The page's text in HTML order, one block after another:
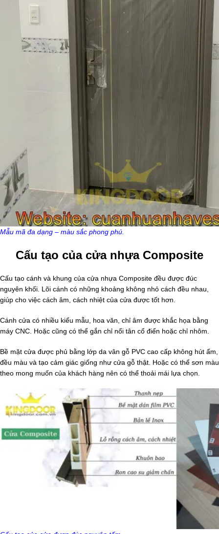
Mẫu mã đa dạng – màu sắc phong phú.
Cấu tạo của cửa nhựa Composite
Cấu tạo cánh và khung của cửa nhựa Composite đều được đúc
nguyên khối. Lõi cánh có những khoảng không nhỏ cách đều nhau,
giúp cho việc cách âm, cách nhiệt của cửa được tốt hơn.
Cánh cửa có nhiều kiểu mẫu, hoa văn, chỉ âm được khắc họa bằng
máy CNC. Hoặc cũng có thể gắn chỉ nổi tân cổ điển hoặc chỉ nhôm.
Bề mặt cửa được phủ bằng lớp da vân gỗ PVC cao cấp không hút ẩm,
đều màu và tạo cảm giác giống như cửa gỗ thật. Hoặc có thể sơn màu
theo mong muốn của khách hàng nên có thể thoải mái lựa chọn.